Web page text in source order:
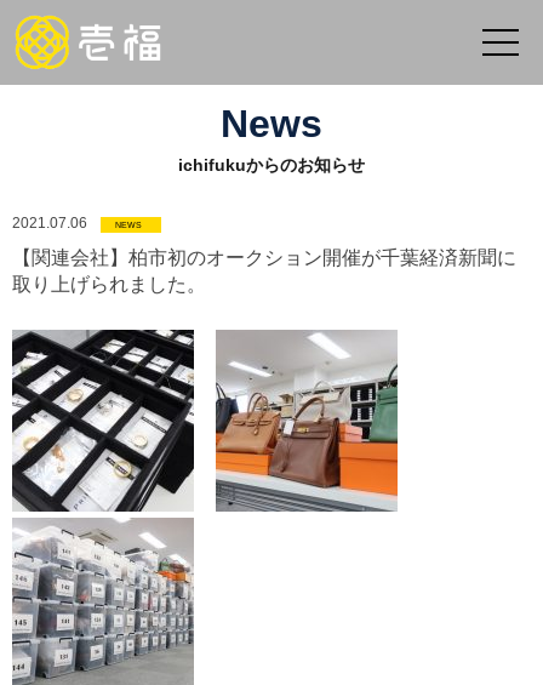
News
ichifukuからのお知らせ
2021.07.06 NEWS
【関連会社】柏市初のオークション開催が千葉経済新聞に
取り上げられました。